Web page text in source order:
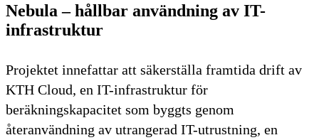
Nebula – hållbar användning av IT-
infrastruktur
Projektet innefattar att säkerställa framtida drift av
KTH Cloud, en IT-infrastruktur för
beräkningskapacitet som byggts genom
återanvändning av utrangerad IT-utrustning, en